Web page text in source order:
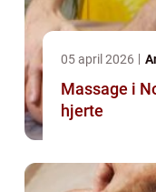
05 april 2026
Massage i
hjerte